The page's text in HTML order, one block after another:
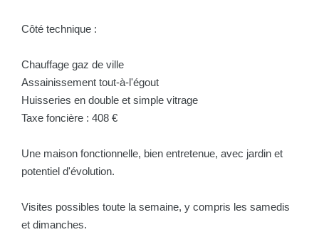
Côté technique :
Chauffage gaz de ville
Assainissement tout-à-l'égout
Huisseries en double et simple vitrage
Taxe foncière : 408 €
Une maison fonctionnelle, bien entretenue, avec jardin et
potentiel d'évolution.
Visites possibles toute la semaine, y compris les samedis
et dimanches.